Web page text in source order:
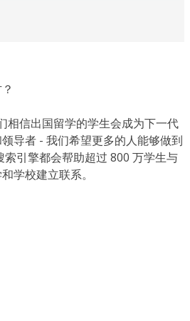
相信出国留学的学生会成为下一代
导者 - 我们希望更多的人能够做到
引擎都会帮助超过 800 万学生与
学校建立联系。